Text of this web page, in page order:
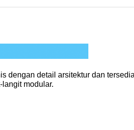
dengan detail arsitektur dan
modular.